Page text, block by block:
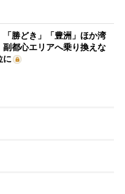
「勝どき」「豊洲」ほか湾
副都心エリアへ乗り換えな
に